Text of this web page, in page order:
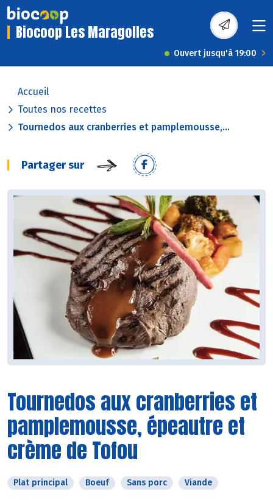
Biocoop Les Maragolles
Ouvert jusqu'à 19:00
Accueil
Toutes nos recettes
Tournedos aux cranberries et pamplemousse,...
Partager sur
Tournedos aux cranberries et
pamplemousse, épeautre et
crème de Tofou
Plat principal Boeuf Sans porc Viande